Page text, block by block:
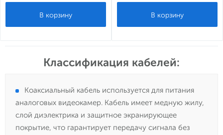
Классификация кабелей:
Коаксиальный кабель используется для питания
аналоговых видеокамер. Кабель имеет медную жилу,
слой диэлектрика и защитное экранирующее
покрытие, что гарантирует передачу сигнала без